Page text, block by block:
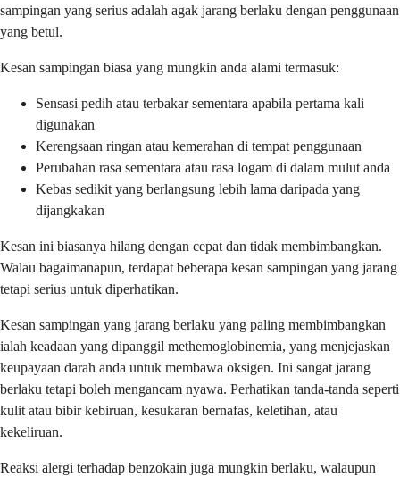
sampingan yang serius adalah agak jarang berlaku dengan penggunaan
yang betul.
Kesan sampingan biasa yang mungkin anda alami termasuk:
Sensasi pedih atau terbakar sementara apabila pertama kali
digunakan
Kerengsaan ringan atau kemerahan di tempat penggunaan
Perubahan rasa sementara atau rasa logam di dalam mulut anda
Kebas sedikit yang berlangsung lebih lama daripada yang
dijangkakan
Kesan ini biasanya hilang dengan cepat dan tidak membimbangkan.
Walau bagaimanapun, terdapat beberapa kesan sampingan yang jarang
tetapi serius untuk diperhatikan.
Kesan sampingan yang jarang berlaku yang paling membimbangkan
ialah keadaan yang dipanggil methemoglobinemia, yang menjejaskan
keupayaan darah anda untuk membawa oksigen. Ini sangat jarang
berlaku tetapi boleh mengancam nyawa. Perhatikan tanda-tanda seperti
kulit atau bibir kebiruan, kesukaran bernafas, keletihan, atau
kekeliruan.
Reaksi alergi terhadap benzokain juga mungkin berlaku, walaupun